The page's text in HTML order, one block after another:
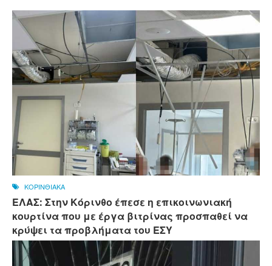
ΚΟΡΙΝΘΙΑΚΑ
ΕΛΑΣ: Στην Κόρινθο έπεσε η επικοινωνιακή
κουρτίνα που με έργα βιτρίνας προσπαθεί να
κρύψει τα προβλήματα του ΕΣΥ